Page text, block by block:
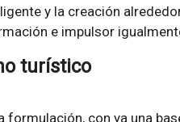
y la creación
e impulsor
turístico
formulación, con ya una